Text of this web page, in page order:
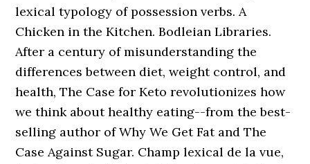
lexical typology of possession verbs. A
Chicken in the Kitchen. Bodleian Libraries.
After a century of misunderstanding the
differences between diet, weight control, and
health, The Case for Keto revolutionizes how
we think about healthy eating--from the best-
selling author of Why We Get Fat and The
Case Against Sugar. Champ lexical de la vue,